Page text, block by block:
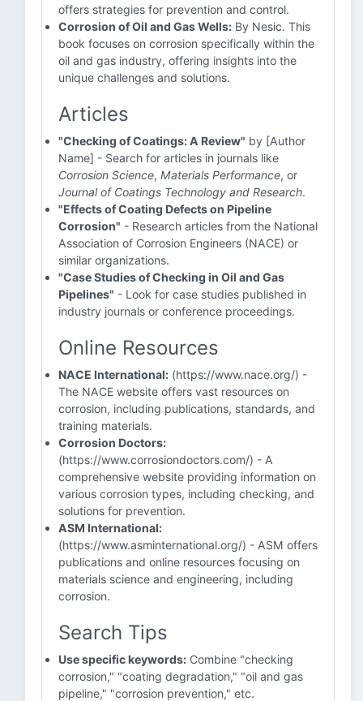
offers strategies for prevention and control.
Corrosion of Oil and Gas Wells: By Nesic. This
book focuses on corrosion specifically within the
oil and gas industry, offering insights into the
unique challenges and solutions.
Articles
"Checking of Coatings: A Review" by [Author
Name] - Search for articles in journals like
Corrosion Science, Materials Performance, or
Journal of Coatings Technology and Research.
"Effects of Coating Defects on Pipeline
Corrosion" - Research articles from the National
Association of Corrosion Engineers (NACE) or
similar organizations.
"Case Studies of Checking in Oil and Gas
Pipelines" - Look for case studies published in
industry journals or conference proceedings.
Online Resources
NACE International: (https://www.nace.org/) -
The NACE website offers vast resources on
corrosion, including publications, standards, and
training materials.
Corrosion Doctors:
(https://www.corrosiondoctors.com/) - A
comprehensive website providing information on
various corrosion types, including checking, and
solutions for prevention.
ASM International:
(https://www.asminternational.org/) - ASM offers
publications and online resources focusing on
materials science and engineering, including
corrosion.
Search Tips
Use specific keywords: Combine "checking
corrosion," "coating degradation," "oil and gas
pipeline," "corrosion prevention," etc.